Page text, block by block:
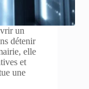
un
détenir
elle
et
une